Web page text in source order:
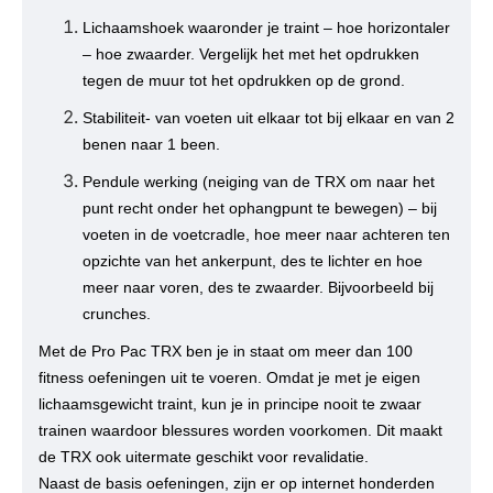
Lichaamshoek waaronder je traint – hoe horizontaler
– hoe zwaarder. Vergelijk het met het opdrukken
tegen de muur tot het opdrukken op de grond.
Stabiliteit- van voeten uit elkaar tot bij elkaar en van 2
benen naar 1 been.
Pendule werking (neiging van de TRX om naar het
punt recht onder het ophangpunt te bewegen) – bij
voeten in de voetcradle, hoe meer naar achteren ten
opzichte van het ankerpunt, des te lichter en hoe
meer naar voren, des te zwaarder. Bijvoorbeeld bij
crunches.
Met de Pro Pac TRX ben je in staat om meer dan 100
fitness oefeningen uit te voeren. Omdat je met je eigen
lichaamsgewicht traint, kun je in principe nooit te zwaar
trainen waardoor blessures worden voorkomen. Dit maakt
de TRX ook uitermate geschikt voor revalidatie.
Naast de basis oefeningen, zijn er op internet honderden